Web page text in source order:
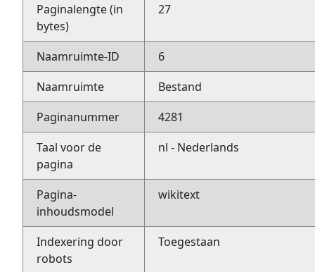
Paginalengte (in
bytes)
27
Naamruimte-ID
6
Naamruimte
Bestand
Paginanummer
4281
Taal voor de
pagina
nl - Nederlands
Pagina-
inhoudsmodel
wikitext
Indexering door
robots
Toegestaan